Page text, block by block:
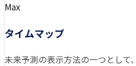
Max
タイムマップ
未来予測の表示方法の一つとして